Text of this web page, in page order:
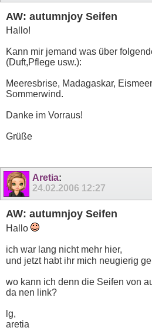
AW: autumnjoy Seifen
Hallo!
Kann mir jemand was über
(Duft,Pflege usw.):
Meeresbrise, Madagaskar,
Sommerwind.
Danke im Vorraus!
Grüße
Aretia:
24.02.2006 12:27
AW: autumnjoy Seifen
Hallo
ich war lang nicht mehr hier,
und jetzt habt ihr mich neugierig
wo kann ich denn die Seifen von
da nen link?
lg,
aretia